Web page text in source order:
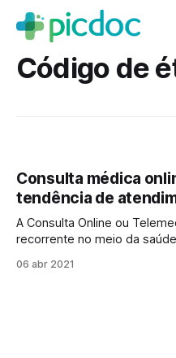
Código de
Consulta médica
tendência de
A Consulta Online ou
recorrente no meio da
pandemia de Covid-19, e o
06 abr 2021